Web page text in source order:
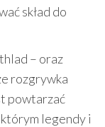
skład do
– oraz
rozgrywka
powtarzać
legendy i